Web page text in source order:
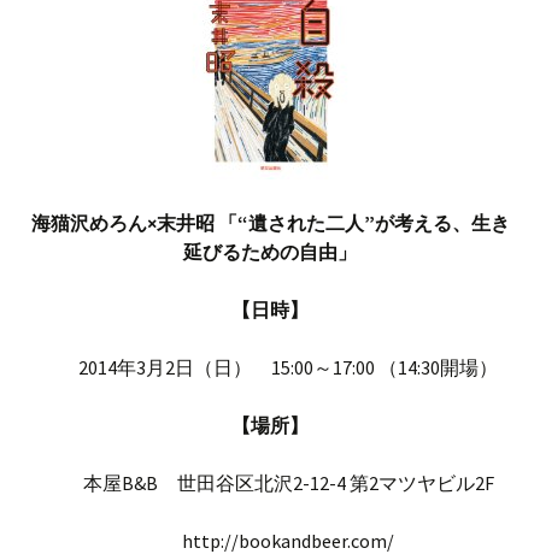
海猫沢めろん×末井昭 「“遺された二人”が考える、生き
延びるための自由」
【日時】
2014年3月2日（日） 15:00～17:00 （14:30開場）
【場所】
本屋B&B 世田谷区北沢2-12-4 第2マツヤビル2F
http://bookandbeer.com/